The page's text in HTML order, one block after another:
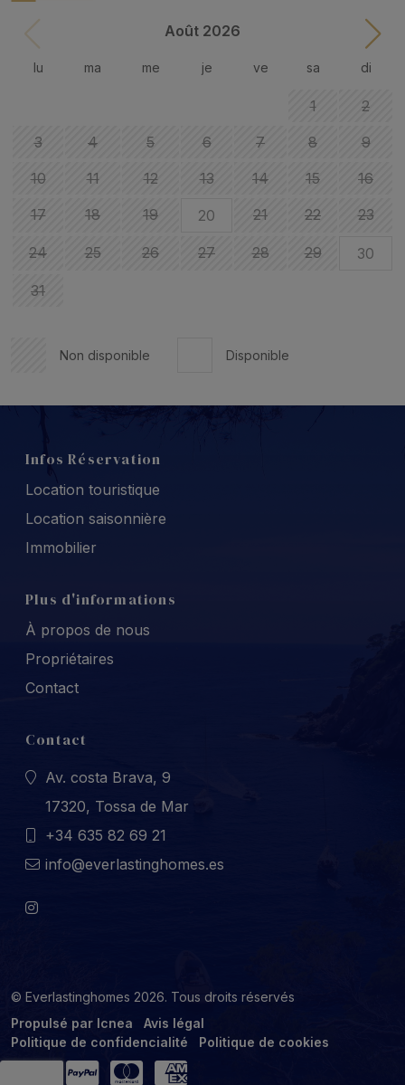
Août 2026
lu ma me je ve sa di
1
2
3
4 5 6 7 8
9
10
11 12 13 14 15
16
17
18 19 20 21 22 23
24 25 26 27 28 29 30
31
Non disponible Disponible
Infos Réservation
Location touristique
Location saisonnière
Immobilier
Plus d'informations
À propos de nous
Propriétaires
Contact
Contact
Av. costa Brava, 9
17320, Tossa de Mar
+34 635 82 69 21
info@everlastinghomes.es
© Everlastinghomes 2026. Tous droits réservés
Propulsé par Icnea
Avis légal
Politique de confidencialité
Politique de cookies